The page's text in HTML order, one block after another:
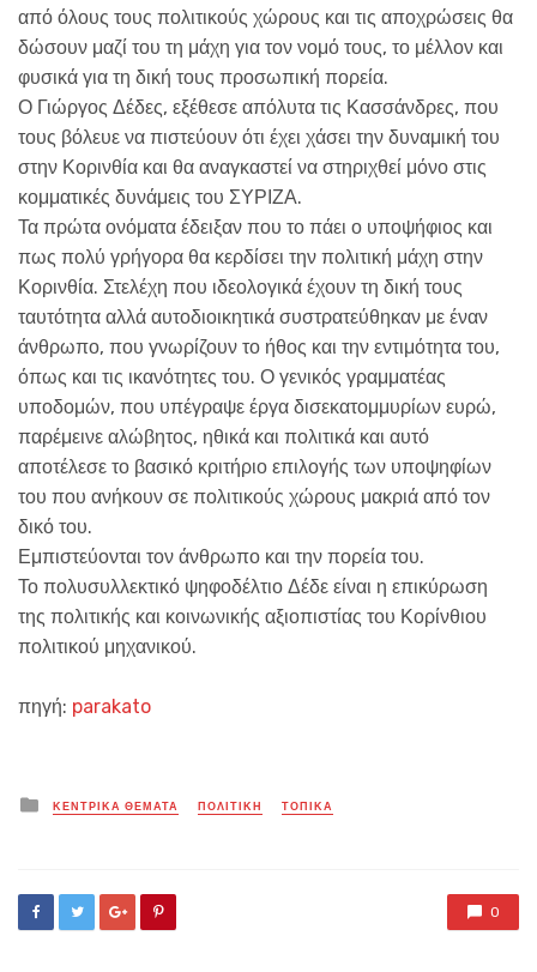
από όλους τους πολιτικούς χώρους και τις αποχρώσεις θα
δώσουν μαζί του τη μάχη για τον νομό τους, το μέλλον και
φυσικά για τη δική τους προσωπική πορεία.
Ο Γιώργος Δέδες, εξέθεσε απόλυτα τις Κασσάνδρες, που
τους βόλευε να πιστεύουν ότι έχει χάσει την δυναμική του
στην Κορινθία και θα αναγκαστεί να στηριχθεί μόνο στις
κομματικές δυνάμεις του ΣΥΡΙΖΑ.
Τα πρώτα ονόματα έδειξαν που το πάει ο υποψήφιος και
πως πολύ γρήγορα θα κερδίσει την πολιτική μάχη στην
Κορινθία. Στελέχη που ιδεολογικά έχουν τη δική τους
ταυτότητα αλλά αυτοδιοικητικά συστρατεύθηκαν με έναν
άνθρωπο, που γνωρίζουν το ήθος και την εντιμότητα του,
όπως και τις ικανότητες του. Ο γενικός γραμματέας
υποδομών, που υπέγραψε έργα δισεκατομμυρίων ευρώ,
παρέμεινε αλώβητος, ηθικά και πολιτικά και αυτό
αποτέλεσε το βασικό κριτήριο επιλογής των υποψηφίων
του που ανήκουν σε πολιτικούς χώρους μακριά από τον
δικό του.
Εμπιστεύονται τον άνθρωπο και την πορεία του.
Το πολυσυλλεκτικό ψηφοδέλτιο Δέδε είναι η επικύρωση
της πολιτικής και κοινωνικής αξιοπιστίας του Κορίνθιου
πολιτικού μηχανικού.
πηγή: parakato
Posted
in
ΚΕΝΤΡΙΚΑ ΘΕΜΑΤΑ ΠΟΛΙΤΙΚΗ ΤΟΠΙΚΑ
0